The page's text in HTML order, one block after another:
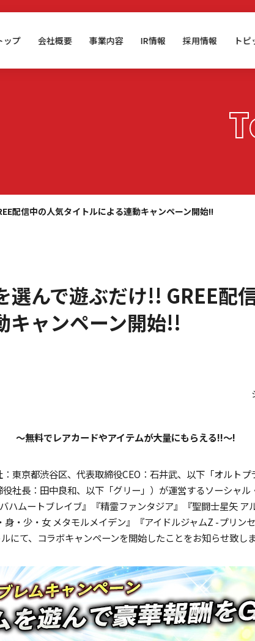
ップ 会社概要 事業内容 IR情報 採用情報 トピ
配信中の人気タイトルによる連動キャンペーン開始!!
選んで遊ぶだけ!! GREE配
キャンペーン開始!!
〜無料でレアカードやアイテムが大量にもらえる!!〜!
東京都渋谷区、代表取締役CEO：石井武、以下「オルト
役社長：田中良和、以下「グリー」）が運営するソーシャ
ハムートブレイブ』『精霊ファンタジア』『聖闘士星矢 ア
身・少・女 メタモルメイデン』『アイドルジャムZ -プリン
にて、コラボキャンペーンを開始したことをお知らせ致しま